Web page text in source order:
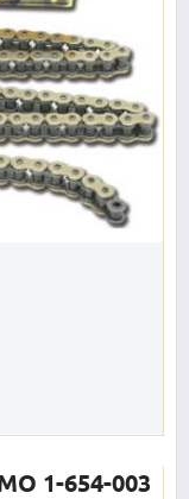
1-654-003